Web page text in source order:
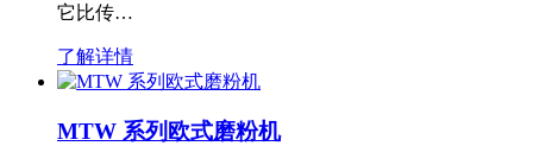
它比传…
了解详情
MTW 系列欧式磨粉机